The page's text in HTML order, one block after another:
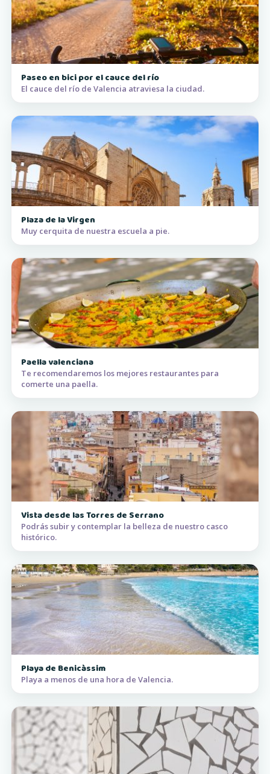
Paseo en bici por el cauce del río
El cauce del río de Valencia atraviesa la ciudad.
Plaza de la Virgen
Muy cerquita de nuestra escuela a pie.
Paella valenciana
Te recomendaremos los mejores restaurantes para
comerte una paella.
Vista desde las Torres de Serrano
Podrás subir y contemplar la belleza de nuestro casco
histórico.
Playa de Benicàssim
Playa a menos de una hora de Valencia.